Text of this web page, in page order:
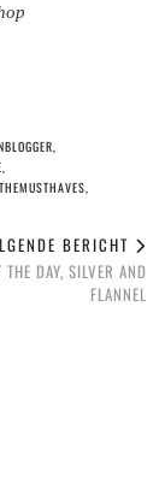
,
,
THEMUSTHAVES,
BERICHT
THE DAY, SILVER AND
FLANNEL